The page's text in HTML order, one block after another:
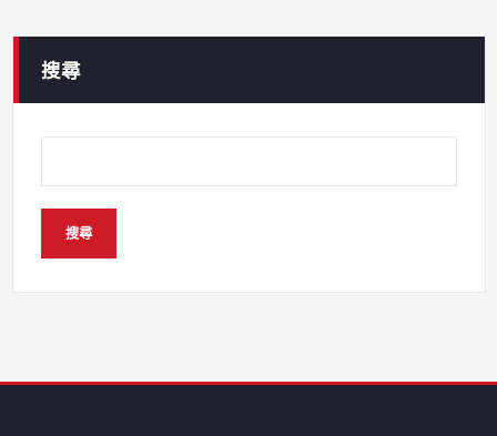
搜尋
搜尋